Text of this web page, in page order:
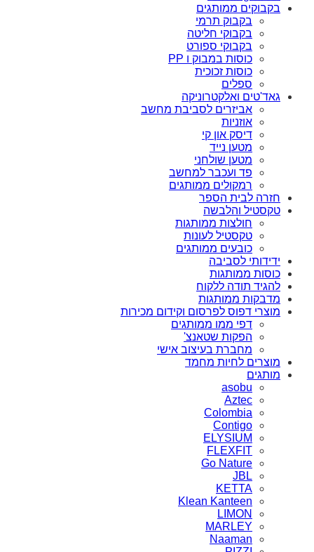
בקבוקים ממותגים
בקבוק תרמי
בקבוקי חליטה
בקבוקי ספורט
כוסות במבוק ו PP
כוסות זכוכית
ספלים
גאד'טים ואלקטרוניקה
אביזרים לסביבת מחשב
אוזניות
דיסק און קי
מטען נייד
מטען שולחני
פד ועכבר למחשב
רמקולים ממותגים
חזרה לבית הספר
טקסטיל והלבשה
חולצות ממותגות
טקסטיל לעונות
כובעים ממותגים
ידידותי לסביבה
כוסות ממותגות
להגיד תודה ללקוח
מדבקות ממותגות
מוצרי דפוס לפרסום וקידום מכירות
דפי ממו ממותגים
הפקות שטאנצ'
מחברת בעיצוב אישי
מוצרים לחיות מחמד
מותגים
asobu
Aztec
Colombia
Contigo
ELYSIUM
FLEXFIT
Go Nature
JBL
KETTA
Klean Kanteen
LIMON
MARLEY
Naaman